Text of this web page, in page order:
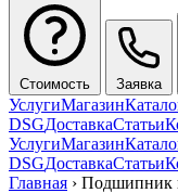
Стоимость Заявка
УслугиМагазин
DSGДоставкаСтатьи
УслугиМагазин
DSGДоставкаСтатьи
Главная › Подшипник